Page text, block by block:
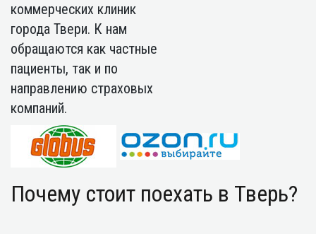
коммерческих клиник
города Твери. К нам
обращаются как частные
пациенты, так и по
направлению страховых
компаний.
Почему стоит поехать в Тверь?